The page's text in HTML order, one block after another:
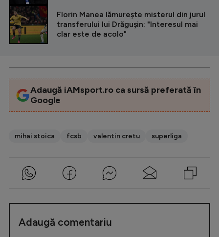
Florin Manea lămurește misterul din jurul
transferului lui Drăgușin: "Interesul mai
clar este de acolo"
Adaugă iAMsport.ro ca sursă preferată în
Google
mihai stoica fcsb valentin cretu superliga
Adaugă comentariu